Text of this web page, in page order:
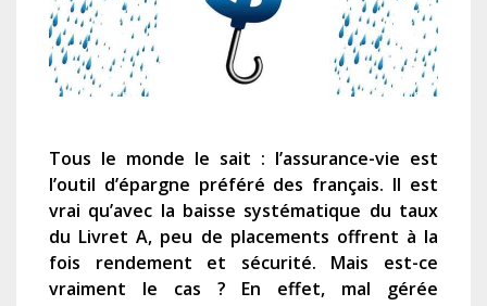
Tous le monde le sait : l’assurance-vie est
l’outil d’épargne préféré des français. Il est
vrai qu’avec la baisse systématique du taux
du Livret A, peu de placements offrent à la
fois rendement et sécurité. Mais est-ce
vraiment le cas ? En effet, mal gérée